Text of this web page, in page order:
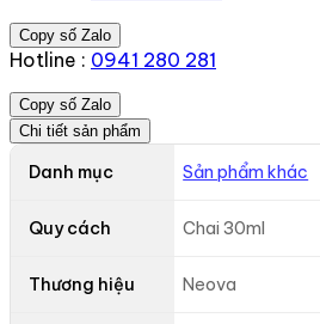
Copy số Zalo
Hotline : 0941 280 281
Copy số Zalo
Chi tiết sản phẩm
Danh mục Sản phẩm khác
Quy cách Chai 30ml
Thương hiệu Neova